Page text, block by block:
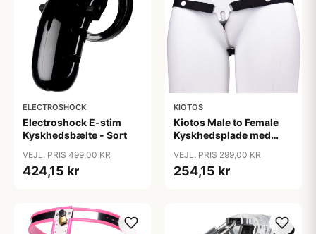
ELECTROSHOCK
Electroshock E-stim
Kyskhedsbælte - Sort
VEJL. PRIS 499,00 KR
424,15 kr
KIOTOS
Kiotos Male to Female
Kyskhedsplade med
VEJL. PRIS 299,00 KR
254,15 kr